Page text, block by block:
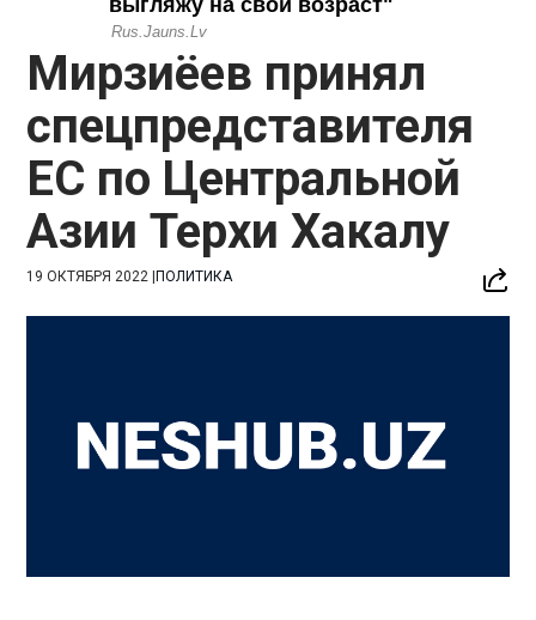
Мирзиёев принял
спецпредставителя
ЕС по Центральной
Азии Терхи Хакалу
19 ОКТЯБРЯ 2022 |ПОЛИТИКА